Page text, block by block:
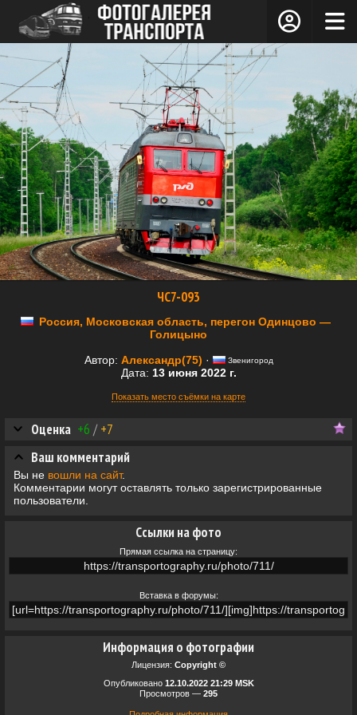
ЧС7-093
Россия, Московская область, перегон Одинцово —
Голицыно
Автор: Александр(75) · Звенигород
Дата: 13 июня 2022 г.
Показать место съёмки на карте
Информация о фотографии
Лицензия: Copyright ©
Опубликовано 12.10.2022 21:29 MSK
Просмотров — 295
Оценка +6 /+7
Ссылки на фото
Прямая ссылка на страницу:
Вставка в форумы:
Ваш комментарий
Вы не вошли на сайт.
Комментарии могут оставлять только зарегистрированные
пользователи.